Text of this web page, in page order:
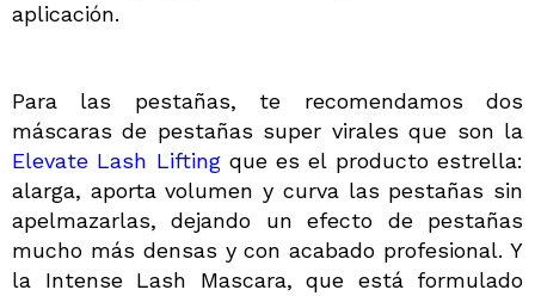
aplicación.
Para las pestañas, te recomendamos dos
máscaras de pestañas super virales que son la
Elevate Lash Liftingque es el producto estrella:
alarga, aporta volumen y curva las pestañas sin
apelmazarlas, dejando un efecto de pestañas
mucho más densas y con acabado profesional. Y
la Intense Lash Mascara, que está formulado